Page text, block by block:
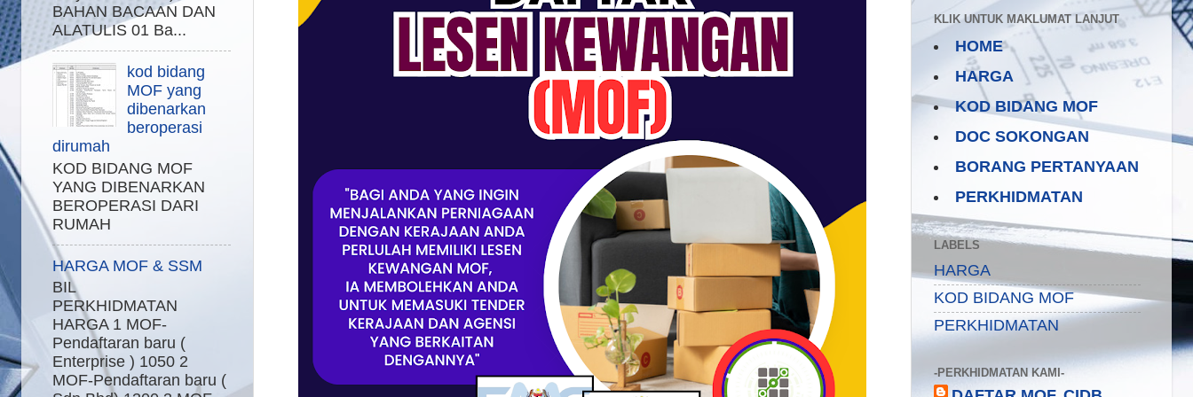
BAHAN BACAAN DAN
ALATULIS 01 Ba...
kod bidang
MOF yang
dibenarkan
beroperasi
dirumah
KOD BIDANG MOF
YANG DIBENARKAN
BEROPERASI DARI
RUMAH
HARGA MOF & SSM
BIL
PERKHIDMATAN
HARGA 1 MOF-
Pendaftaran baru (
Enterprise ) 1050 2
MOF-Pendaftaran baru (
KLIK UNTUK MAKLUMAT LANJUT
HOME
HARGA
KOD BIDANG MOF
DOC SOKONGAN
BORANG PERTANYAAN
PERKHIDMATAN
LABELS
HARGA
KOD BIDANG MOF
PERKHIDMATAN
-PERKHIDMATAN KAMI-